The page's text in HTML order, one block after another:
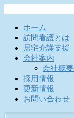
ホーム
訪問看護とは
居宅介護支援
会社案内
会社概要
採用情報
更新情報
お問い合わせ